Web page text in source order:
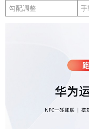
勾配調整 手